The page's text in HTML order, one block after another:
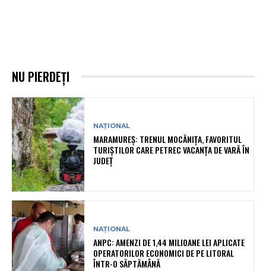
NU PIERDEȚI
NAȚIONAL
MARAMUREȘ: TRENUL MOCĂNIȚA, FAVORITUL
TURIȘTILOR CARE PETREC VACANȚA DE VARĂ ÎN
JUDEȚ
NAȚIONAL
ANPC: AMENZI DE 1,44 MILIOANE LEI APLICATE
OPERATORILOR ECONOMICI DE PE LITORAL
ÎNTR-O SĂPTĂMÂNĂ